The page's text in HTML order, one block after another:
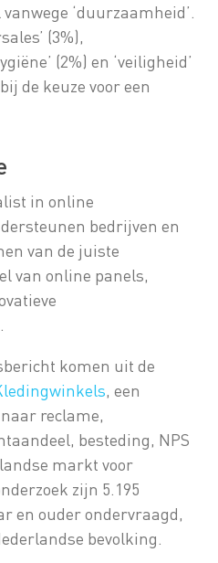
‘duurzaamheid’.
(3%),
(2%) en ‘veiligheid’
de keuze voor een
in online
bedrijven en
van de juiste
van online panels,
komen uit de
, een
reclame,
besteding, NPS
markt voor
zijn 5.195
en ouder ondervraagd,
bevolking.